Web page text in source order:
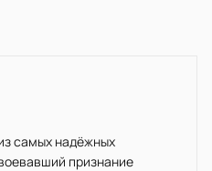
самых надёжных
признание